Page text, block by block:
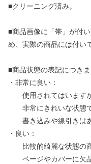
■クリーニング済み。
■商品画像に「帯」が付
め、実際の商品には付い
■商品状態の表記につき
・非常に良い：
使用されてはいますが
非常にきれいな状態で
書き込みや線引きはあ
・良い：
比較的綺麗な状態の商
ページやカバーに欠品